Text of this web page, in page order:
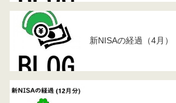
新NISAの経過（4月）